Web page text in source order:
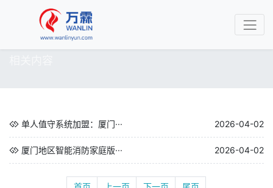
单人值守系统加盟：厦门··· 2026-04-02
厦门地区智能消防家庭版··· 2026-04-02